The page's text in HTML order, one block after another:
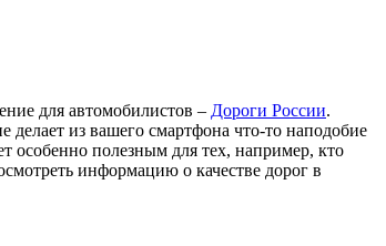
для автомобилистов – Дороги России.
из вашего смартфона что-то наподобие
особенно полезным для тех, например, кто
информацию о качестве дорог в